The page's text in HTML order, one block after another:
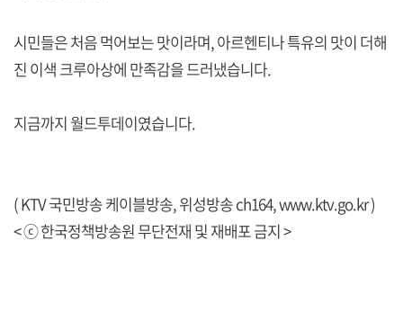
시민들은 처음 먹어보는 맛이라며, 아르헨티나 특유의 맛이 더해
진 이색 크루아상에 만족감을 드러냈습니다.
지금까지 월드투데이였습니다.
( KTV 국민방송 케이블방송, 위성방송 ch164,www.ktv.go.kr)
< ⓒ 한국정책방송원 무단전재 및 재배포 금지 >